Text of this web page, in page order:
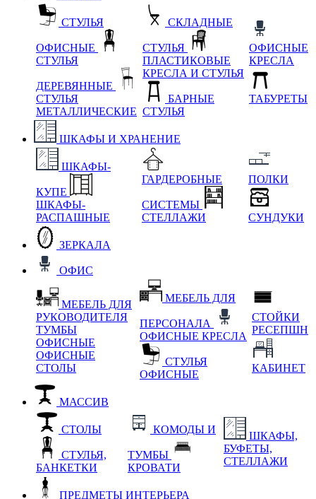
СТУЛЬЯ
ОФИСНЫЕ
СТУЛЬЯ
ДЕРЕВЯННЫЕ
СТУЛЬЯ
МЕТАЛЛИЧЕСКИЕ
СКЛАДНЫЕ
СТУЛЬЯ
ПЛАСТИКОВЫЕ
КРЕСЛА И СТУЛЬЯ
БАРНЫЕ
СТУЛЬЯ
ОФИСНЫЕ
КРЕСЛА
ТАБУРЕТЫ
ШКАФЫ И ХРАНЕНИЕ
ШКАФЫ-
КУПЕ
ШКАФЫ-
РАСПАШНЫЕ
ГАРДЕРОБНЫЕ
СИСТЕМЫ
СТЕЛЛАЖИ
ПОЛКИ
СУНДУКИ
ЗЕРКАЛА
ОФИС
МЕБЕЛЬ ДЛЯ
РУКОВОДИТЕЛЯ
ТУМБЫ
ОФИСНЫЕ
ОФИСНЫЕ
СТОЛЫ
МЕБЕЛЬ ДЛЯ
ПЕРСОНАЛА
ОФИСНЫЕ КРЕСЛА
СТУЛЬЯ
ОФИСНЫЕ
СТОЙКИ
РЕСЕПШН
КАБИНЕТ
МАССИВ
СТОЛЫ
СТУЛЬЯ,
БАНКЕТКИ
КОМОДЫ И
ТУМБЫ
КРОВАТИ
ШКАФЫ,
БУФЕТЫ,
СТЕЛЛАЖИ
ПРЕДМЕТЫ ИНТЕРЬЕРА